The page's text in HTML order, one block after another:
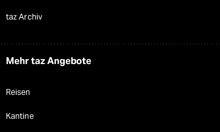
taz Archiv
Mehr taz Angebote
Reisen
Kantine